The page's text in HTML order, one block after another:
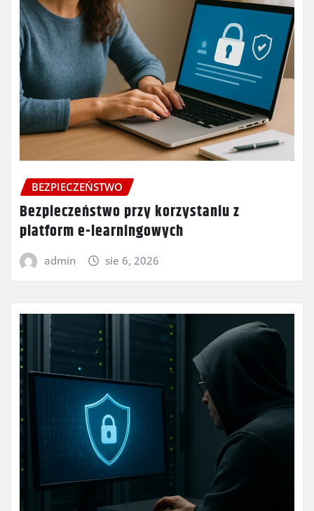
BEZPIECZEŃSTWO
Bezpieczeństwo przy korzystaniu z
platform e-learningowych
admin sie 6, 2026